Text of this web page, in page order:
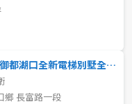
5 年以下
新竹好屋推薦 長富御都湖口全新電梯別墅全室套房設計
鄉 長富路一段